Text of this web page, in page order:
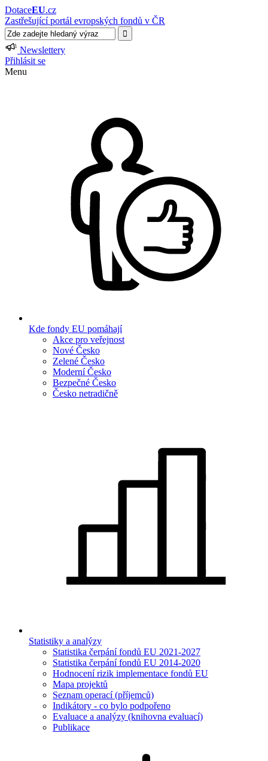
DotaceEU.cz
Zastřešující portál evropských fondů v ČR
Newslettery
Přihlásit se
Menu
Kde fondy EU pomáhají
Akce pro veřejnost
Nové Česko
Zelené Česko
Moderní Česko
Bezpečné Česko
Česko netradičně
Statistiky a analýzy
Statistika čerpání fondů EU 2021-2027
Statistika čerpání fondů EU 2014-2020
Hodnocení rizik implementace fondů EU
Mapa projektů
Seznam operací (příjemců)
Indikátory - co bylo podpořeno
Evaluace a analýzy (knihovna evaluací)
Publikace